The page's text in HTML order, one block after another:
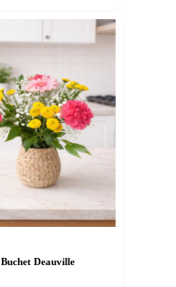
Buchet Deauville